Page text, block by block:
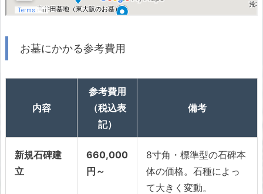
お墓にかかる参考費用
内容
参考費用
（税込表
記）
備考
新規石碑建
立
660,000
円～
8寸角・標準型の石碑本
体の価格。石種によっ
て大きく変動。